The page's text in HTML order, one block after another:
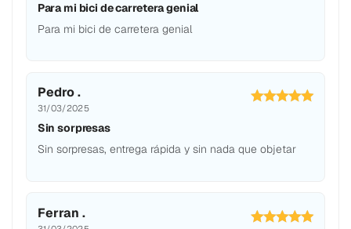
Para mi bici de carretera genial
Para mi bici de carretera genial
Pedro .
31/03/2025
Sin sorpresas
Sin sorpresas, entrega rápida y sin nada que objetar
Ferran .